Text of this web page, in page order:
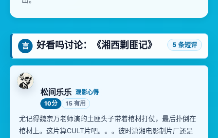
言 好看吗讨论：《湘西剿匪记》 5 条短评
松间乐乐 观影心得
10分
15 有用
尤记得魏宗万老师演的土匪头子带着棺材打仗，最后扑倒在
棺材上。这片算CULT片吧。。。彼时潇湘电影制片厂还是